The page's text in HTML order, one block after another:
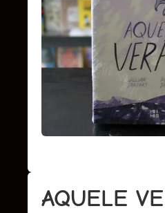
AQUELE